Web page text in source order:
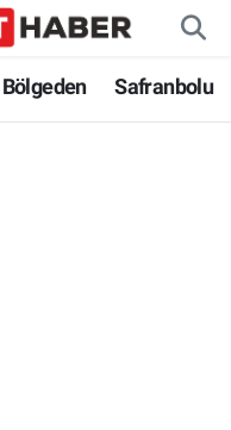
Bölgeden Safranbolu